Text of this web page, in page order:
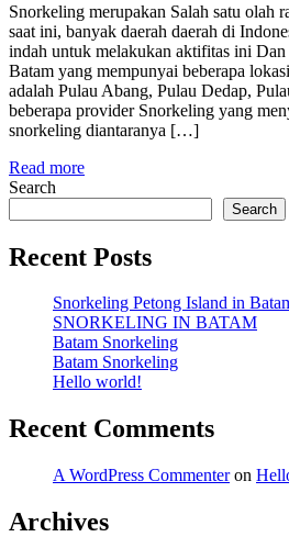
Snorkeling merupakan Salah satu olah
saat ini, banyak daerah daerah di
indah untuk melakukan aktifitas ini Dan
Batam yang mempunyai beberapa
adalah Pulau Abang, Pulau Dedap,
beberapa provider Snorkeling yang
snorkeling diantaranya […]
Read more
Search
Search
Recent Posts
Snorkeling Petong Island in
SNORKELING IN BATAM
Batam Snorkeling
Batam Snorkeling
Hello world!
Recent Comments
A WordPress Commenteron
Archives